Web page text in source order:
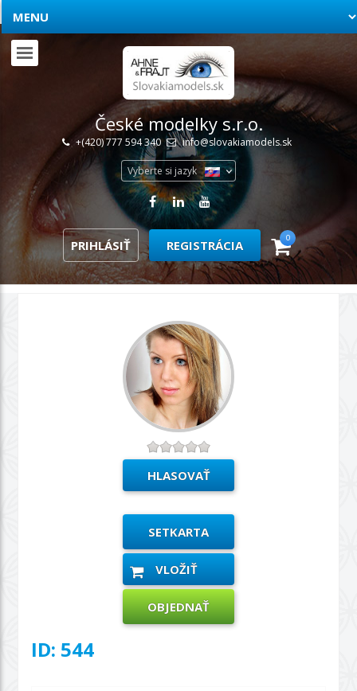
České modelky s.r.o.
+(420) 777 594 340 info@slovakiamodels.sk
Vyberte si jazyk
PRIHLÁSIŤ REGISTRÁCIA 0
SETKARTA
VLOŽIŤ
OBJEDNAŤ
ID: 544